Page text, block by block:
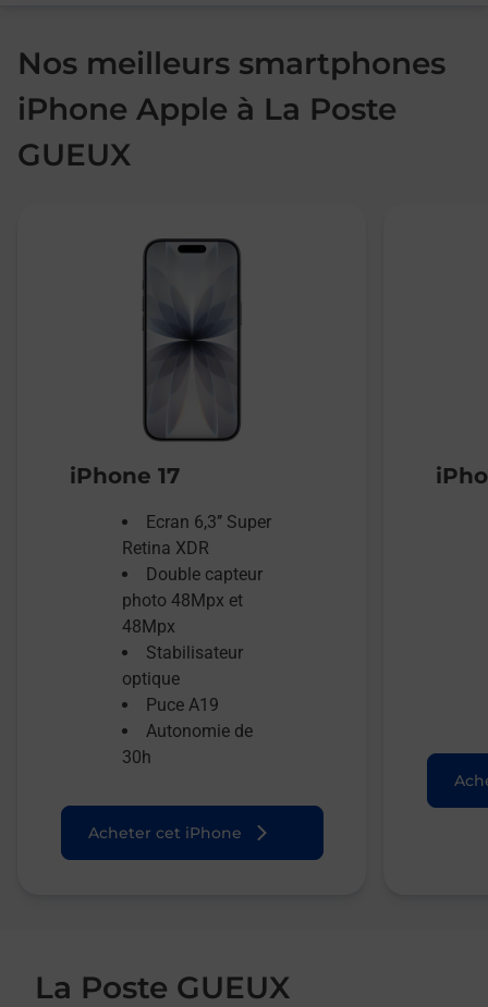
Nos meilleurs smartphones
iPhone Apple à La Poste
GUEUX
iPhone 17
Ecran 6,3’’ Super
Retina XDR
Double capteur
photo 48Mpx et
48Mpx
Stabilisateur
optique
Puce A19
Autonomie de
30h
Acheter cet iPhone
La Poste GUEUX